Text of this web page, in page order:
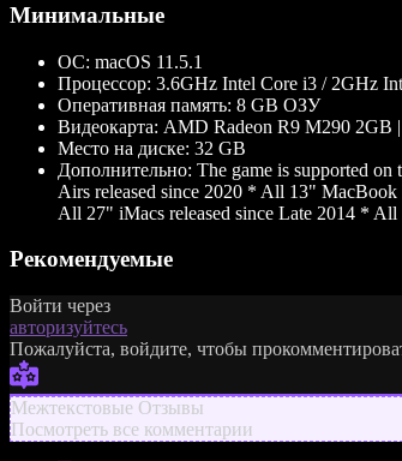
Минимальные
ОС: macOS 11.5.1
Процессор: 3.6GHz Intel Core i3 / 2GHz
Оперативная память: 8 GB ОЗУ
Видеокарта: AMD Radeon R9 M290 2GB
Место на диске: 32 GB
Дополнительно: The game is supported
Airs released since 2020 * All 13"
All 27" iMacs released since Late 2014 *
Рекомендуемые
Войти через
авторизуйтесь
Пожалуйста, войдите, чтобы
Межтекстовые Отзывы
Посмотреть все комментарии